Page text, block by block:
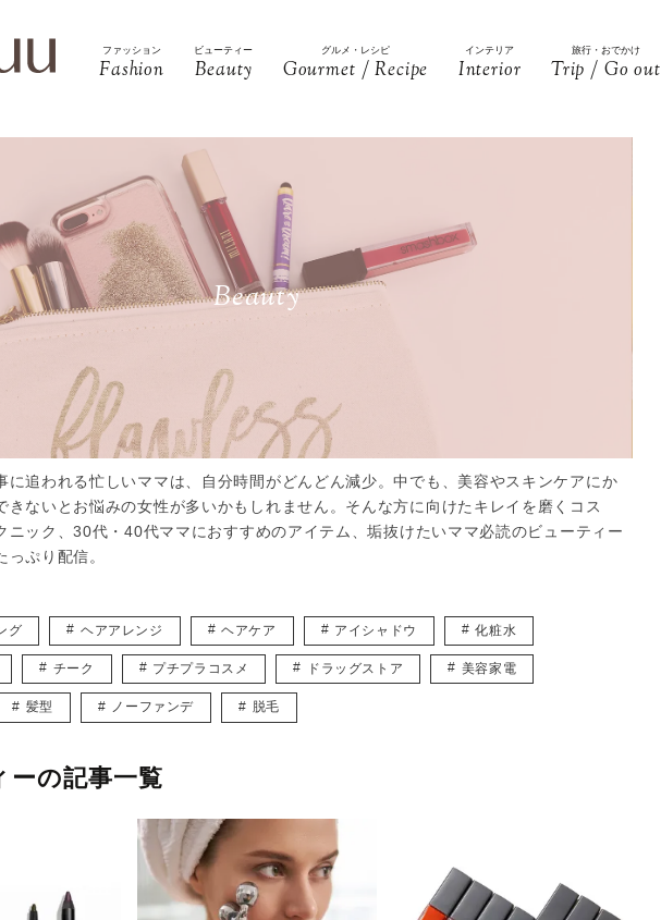
ファッション
Fashion
ビューティー
Beauty
グルメ・レシピ
Gourmet / Recipe
インテリア
Interior
旅行・おでかけ
Trip / Go out
Beauty
に追われる忙しいママは、自分時間がどんどん減少。中でも、美容やスキンケアにか
きないとお悩みの女性が多いかもしれません。そんな方に向けたキレイを磨くコス
ニック、30代・40代ママにおすすめのアイテム、垢抜けたいママ必読のビューティー
っぷり配信。
グ ヘアアレンジ ヘアケア アイシャドウ 化粧水
チーク プチプラコスメ ドラッグストア 美容家電
髪型 ノーファンデ 脱毛
ーの記事一覧